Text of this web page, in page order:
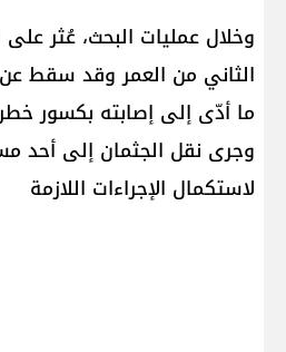
وخلال عمليات البحث، عُثر
الثاني من العمر وقد سقط
ما أدّى إلى إصابته بكسور
وجرى نقل الجثمان إلى أحد
لاستكمال الإجراءات اللازمة